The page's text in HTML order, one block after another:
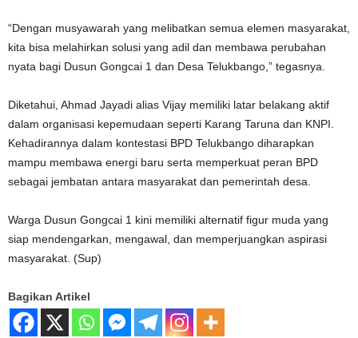
“Dengan musyawarah yang melibatkan semua elemen masyarakat,
kita bisa melahirkan solusi yang adil dan membawa perubahan
nyata bagi Dusun Gongcai 1 dan Desa Telukbango,” tegasnya.
Diketahui, Ahmad Jayadi alias Vijay memiliki latar belakang aktif
dalam organisasi kepemudaan seperti Karang Taruna dan KNPI.
Kehadirannya dalam kontestasi BPD Telukbango diharapkan
mampu membawa energi baru serta memperkuat peran BPD
sebagai jembatan antara masyarakat dan pemerintah desa.
Warga Dusun Gongcai 1 kini memiliki alternatif figur muda yang
siap mendengarkan, mengawal, dan memperjuangkan aspirasi
masyarakat. (Sup)
Bagikan Artikel